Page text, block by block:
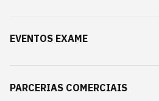
EVENTOS EXAME
PARCERIAS COMERCIAIS